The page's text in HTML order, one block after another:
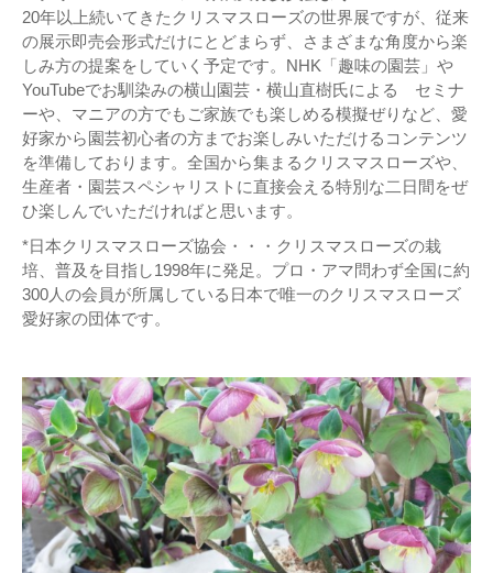
20年以上続いてきたクリスマスローズの世界展ですが、従来
の展示即売会形式だけにとどまらず、さまざまな角度から楽
しみ方の提案をしていく予定です。NHK「趣味の園芸」や
YouTubeでお馴染みの横山園芸・横山直樹氏による セミナ
ーや、マニアの方でもご家族でも楽しめる模擬ぜりなど、愛
好家から園芸初心者の方までお楽しみいただけるコンテンツ
を準備しております。全国から集まるクリスマスローズや、
生産者・園芸スペシャリストに直接会える特別な二日間をぜ
ひ楽しんでいただければと思います。
*日本クリスマスローズ協会・・・クリスマスローズの栽
培、普及を目指し1998年に発足。プロ・アマ問わず全国に約
300人の会員が所属している日本で唯一のクリスマスローズ
愛好家の団体です。